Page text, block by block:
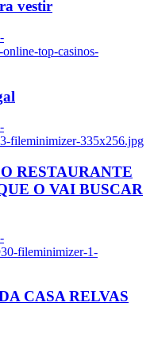
vestir
online-top-casinos-
fileminimizer-335x256.jpg
RESTAURANTE
O VAI BUSCAR
fileminimizer-1-
CASA RELVAS